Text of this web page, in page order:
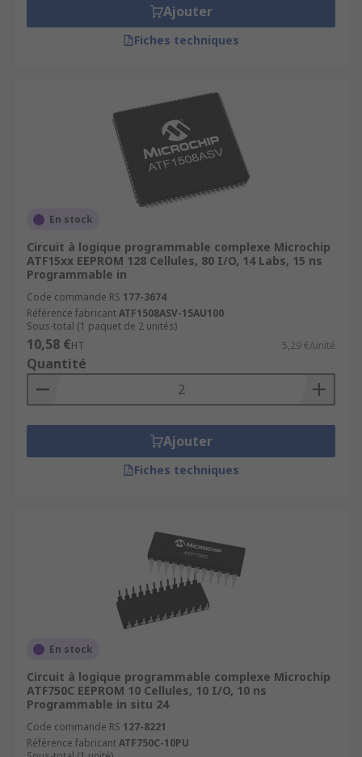
Ajouter
Fiches techniques
En stock
Circuit à logique programmable complexe Microchip
ATF15xx EEPROM 128 Cellules, 80 I/O, 14 Labs, 15 ns
Programmable in
Code commande RS 177-3674
Référence fabricantATF1508ASV-15AU100
Sous-total (1 paquet de 2 unités)
10,58 €HT 5,29 €/unité
Quantité
Ajouter
Fiches techniques
En stock
Circuit à logique programmable complexe Microchip
ATF750C EEPROM 10 Cellules, 10 I/O, 10 ns
Programmable in situ 24
Code commande RS 127-8221
Référence fabricantATF750C-10PU